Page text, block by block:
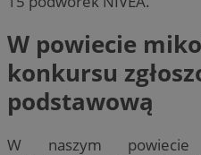
W powiecie
konkursu
podstawową
W naszym